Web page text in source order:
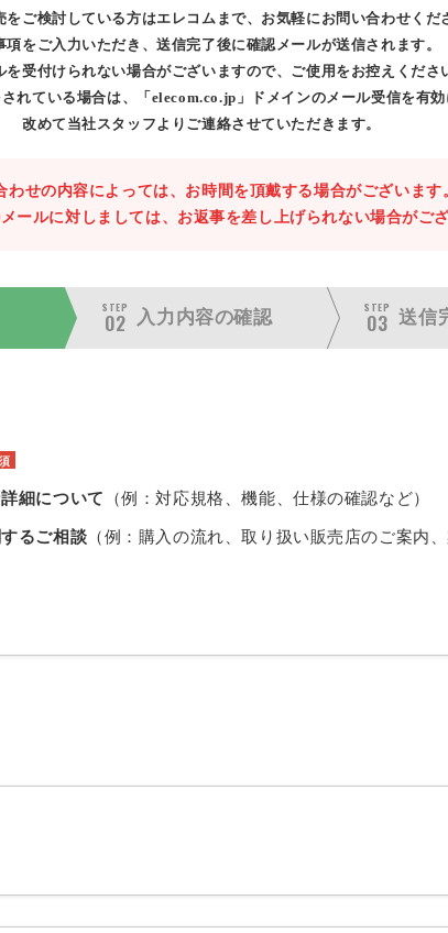
をご検討している方はエレコムまで、お気軽にお問い合わせくだ
項をご入力いただき、送信完了後に確認メールが送信されます。
受付けられない場合がございますので、ご使用をお控えくださ
れている場合は、「elecom.co.jp」ドメインのメール受信を有効
改めて当社スタッフよりご連絡させていただきます。
わせの内容によっては、お時間を頂戴する場合がございます
ールに対しましては、お返事を差し上げられない場合がござ
STEP
02 入力内容の確認
STEP
03 送信
細について （例：対応規格、機能、仕様の確認など）
るご相談 （例：購入の流れ、取り扱い販売店のご案内